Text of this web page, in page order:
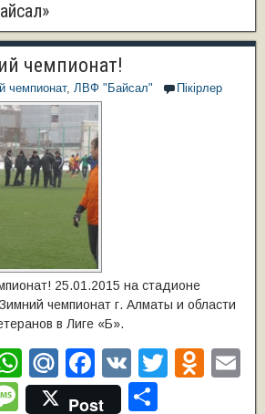
чемпионат!
чемпионат, ЛВФ "Байсал" Пікірлер
25.01.2015 на стадионе
чемпионат г. Алматы и области
в Лиге «Б».
W
h
M
ail
F
a
V
K
T
O
M
Post